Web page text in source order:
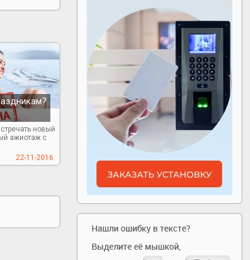
новый
ажиотаж с
22-11-2016